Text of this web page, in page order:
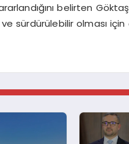
belirten
sürdürülebilir olması için